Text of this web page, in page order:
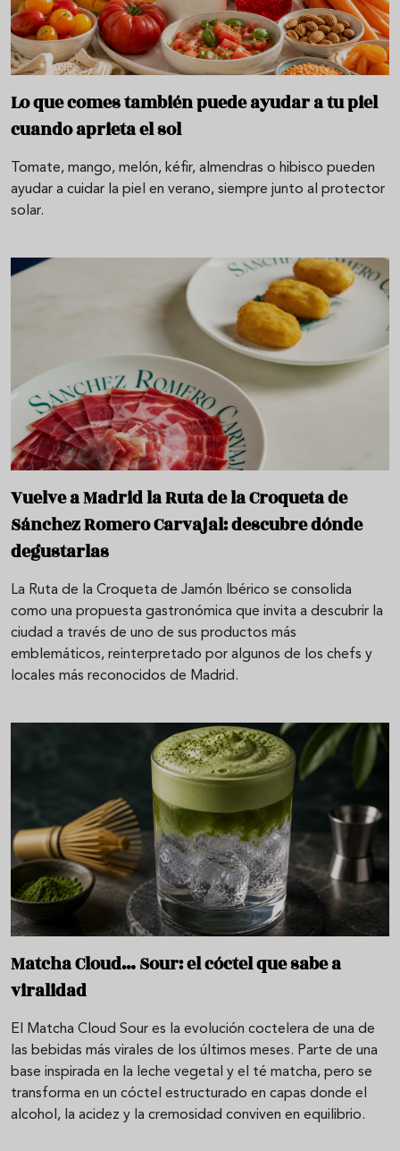
Lo que comes también puede ayudar a tu piel
cuando aprieta el sol
Tomate, mango, melón, kéfir, almendras o hibisco pueden
ayudar a cuidar la piel en verano, siempre junto al protector
solar.
Vuelve a Madrid la Ruta de la Croqueta de
Sánchez Romero Carvajal: descubre dónde
degustarlas
La Ruta de la Croqueta de Jamón Ibérico se consolida
como una propuesta gastronómica que invita a descubrir la
ciudad a través de uno de sus productos más
emblemáticos, reinterpretado por algunos de los chefs y
locales más reconocidos de Madrid.
Matcha Cloud… Sour: el cóctel que sabe a
viralidad
El Matcha Cloud Sour es la evolución coctelera de una de
las bebidas más virales de los últimos meses. Parte de una
base inspirada en la leche vegetal y el té matcha, pero se
transforma en un cóctel estructurado en capas donde el
alcohol, la acidez y la cremosidad conviven en equilibrio.